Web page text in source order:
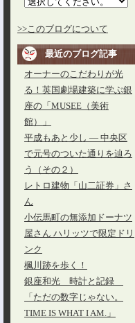
>>このブログについて
最近のブログ記事
オーナーのこだわりが光
る！英国劇場建築に学ぶ銀
座の「MUSEE（美術
館）」
平成もあと少し ― 中央区
で元号のついた通りを辿ろ
う（その２）
レトロ建物「山二証券」さ
ん
小伝馬町の無添加ドーナツ
屋さん ハリッツで限定ドリ
ンク
楓川跡を歩く！
銀座和光 時計と記録
「ただの数字じゃない。
TIME IS WHAT I AM.」